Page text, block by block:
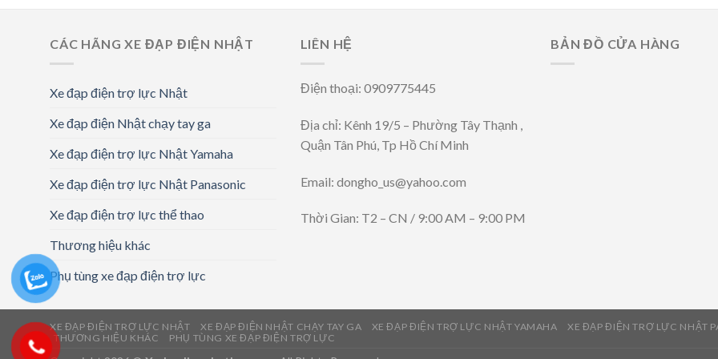
CÁC HÃNG XE ĐẠP ĐIỆN NHẬT
Xe đạp điện trợ lực Nhật
Xe đạp điện Nhật chạy tay ga
Xe đạp điện trợ lực Nhật Yamaha
Xe đạp điện trợ lực Nhật Panasonic
Xe đạp điện trợ lực thể thao
Thương hiệu khác
Phụ tùng xe đạp điện trợ lực
LIÊN HỆ
Điện thoại: 0909775445
Địa chỉ: Kênh 19/5 – Phường Tây Thạnh ,
Quận Tân Phú, Tp Hồ Chí Minh
Email: dongho_us@yahoo.com
Thời Gian: T2 – CN / 9:00 AM – 9:00 PM
BẢN ĐỒ CỬA HÀNG
XE ĐẠP ĐIỆN TRỢ LỰC NHẬT XE ĐẠP ĐIỆN NHẬT CHẠY TAY GA XE ĐẠP ĐIỆN TRỢ LỰC NHẬT YAMAHA XE ĐẠP ĐIỆN TRỢ LỰC NHẬT
THƯƠNG HIỆU KHÁC
PHỤ TÙNG XE ĐẠP ĐIỆN TRỢ LỰC